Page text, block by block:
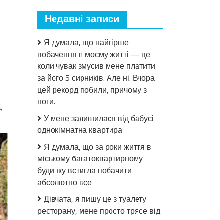
Недавні записи
Я думала, що найгірше
побачення в моєму житті — це
коли чувак змусив мене платити
за його 5 сирників. Але ні. Вчора
цей рекорд побили, причому з
ноги.
У мене залишилася від бабусі
однокімнатна квартира
Я думала, що за роки життя в
міському багатоквартирному
будинку встигла побачити
абсолютно все
Дівчата, я пишу це з туалету
ресторану, мене просто трясе від